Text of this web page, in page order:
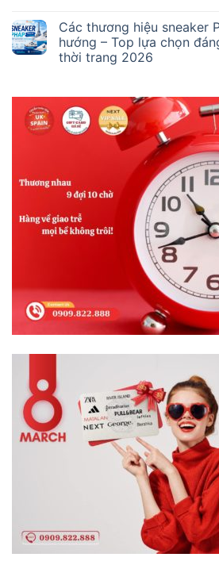
Các thương hiệu sneaker
hướng – Top lựa chọn
thời trang 2026